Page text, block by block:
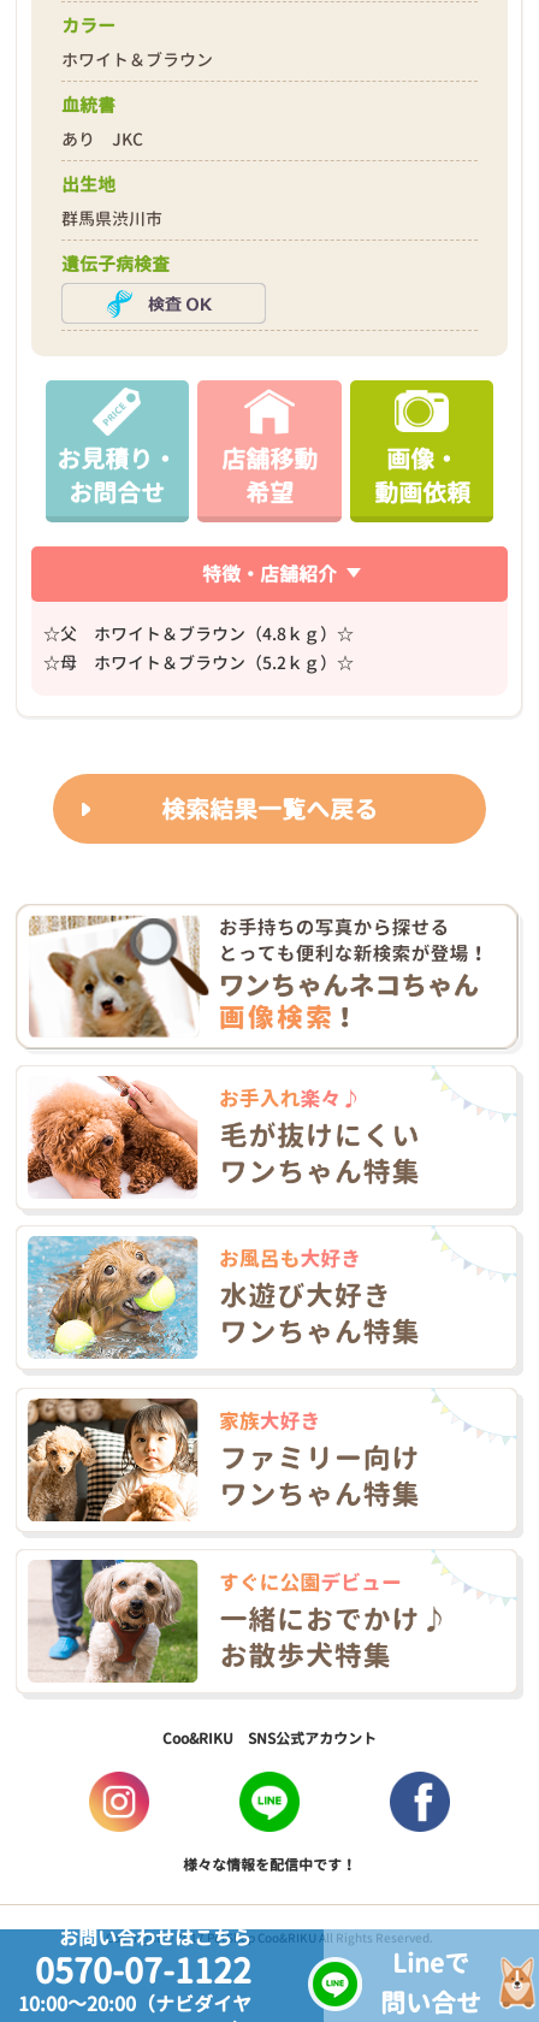
カラー
ホワイト＆ブラウン
血統書
あり JKC
出生地
群馬県渋川市
遺伝子病検査
お見積り・
お問合せ
店舗移動
希望
画像・
動画依頼
特徴・店舗紹介
☆父 ホワイト＆ブラウン（4.8ｋｇ）☆
☆母 ホワイト＆ブラウン（5.2ｋｇ）☆
検索結果一覧へ戻る
お問い合わせはこちら
0570-07-1122
10:00～20:00（ナビダイヤ
Lineで
問い合せ
Coo&RIKU SNS公式アカウント
様々な情報を配信中です！
Copyright © 2017 PetShop Coo&RIKU All Rights Reserved.